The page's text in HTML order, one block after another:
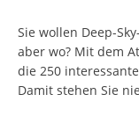
Sie wollen Deep-
aber wo? Mit dem
die 250
Damit stehen Sie